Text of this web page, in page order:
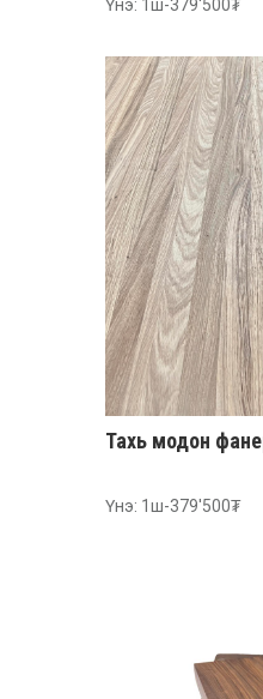
Үнэ: 1ш-379'500₮
Тахь модон фанер
Үнэ: 1ш-379'500₮